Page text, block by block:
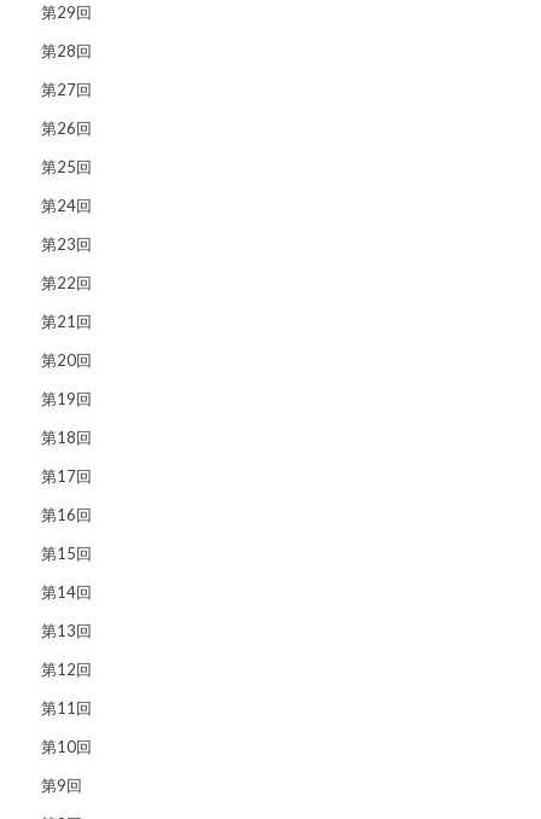
第29回
第28回
第27回
第26回
第25回
第24回
第23回
第22回
第21回
第20回
第19回
第18回
第17回
第16回
第15回
第14回
第13回
第12回
第11回
第10回
第9回